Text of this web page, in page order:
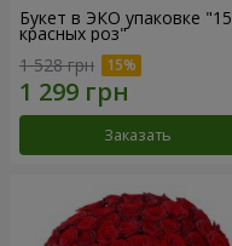
Букет в ЭКО упаковке "15
красных роз"
1 528 грн
Заказать